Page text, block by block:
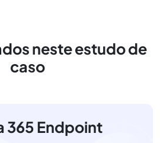
neste estudo de
caso
365 Endpoint